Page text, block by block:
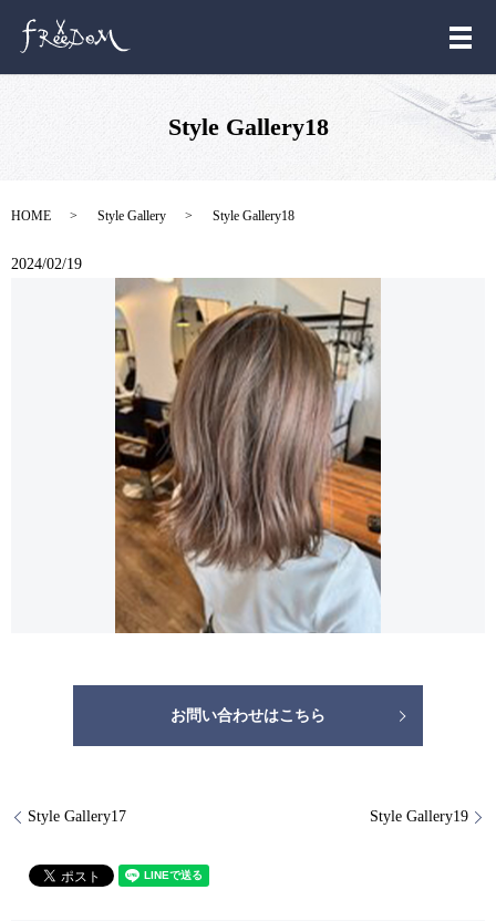
メ
Style Gallery18
HOME Style Gallery Style Gallery18
2024/02/19
お問い合わせはこちら
Style Gallery17 Style Gallery19